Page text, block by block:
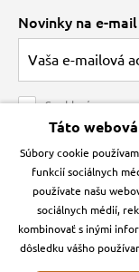
O spoločnosti
Veľkoobchod
Obchodné
Kontakt
Podmienky
Zásady
Novinky na e-mail
Souhlasím se
ochrany
Krmiva Pučálka
Instagran
Táto
Súbory cookie
funkcií sociálnych
používate našu
sociálnych médií,
kombinovať s inými
dôsledku vášho